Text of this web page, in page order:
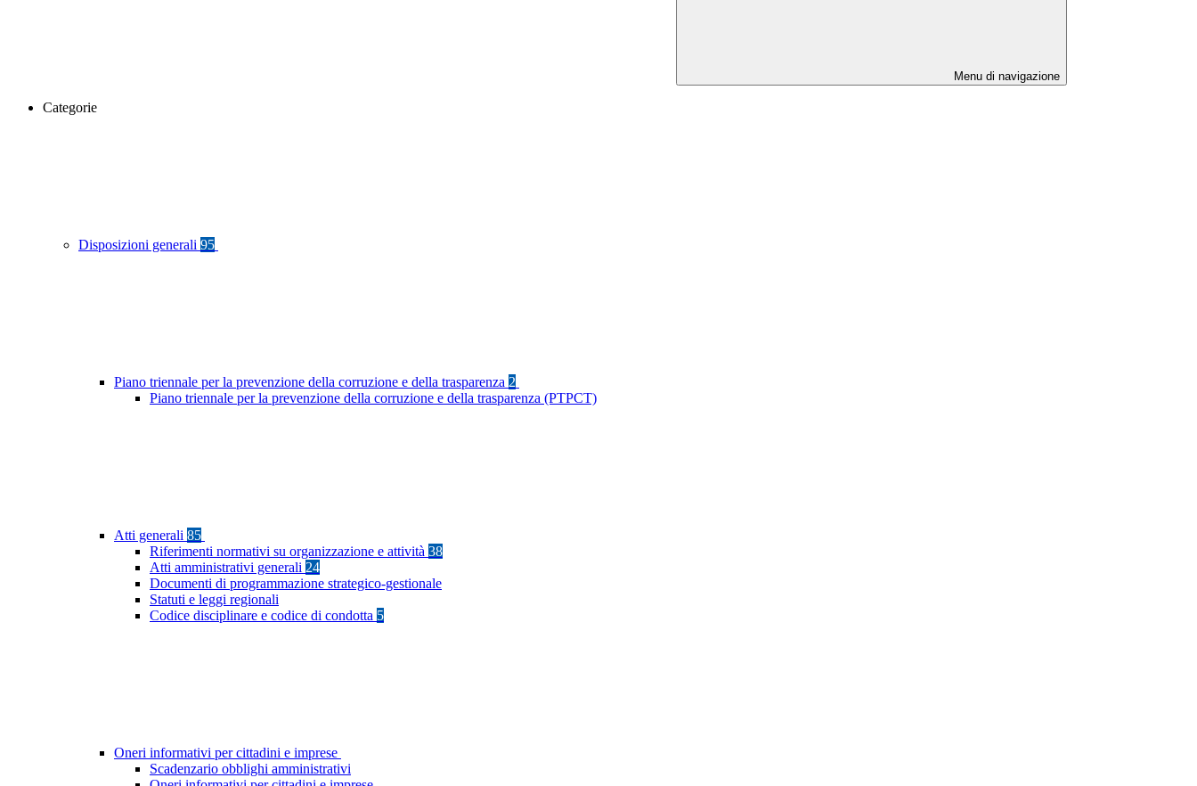
Menu di navigazione
Categorie
Disposizioni generali 95
Piano triennale per la prevenzione della corruzione e della trasparenza 2
Piano triennale per la prevenzione della corruzione e della trasparenza (PTPCT)
Atti generali 85
Riferimenti normativi su organizzazione e attività 38
Atti amministrativi generali 24
Documenti di programmazione strategico-gestionale
Statuti e leggi regionali
Codice disciplinare e codice di condotta 5
Oneri informativi per cittadini e imprese
Scadenzario obblighi amministrativi